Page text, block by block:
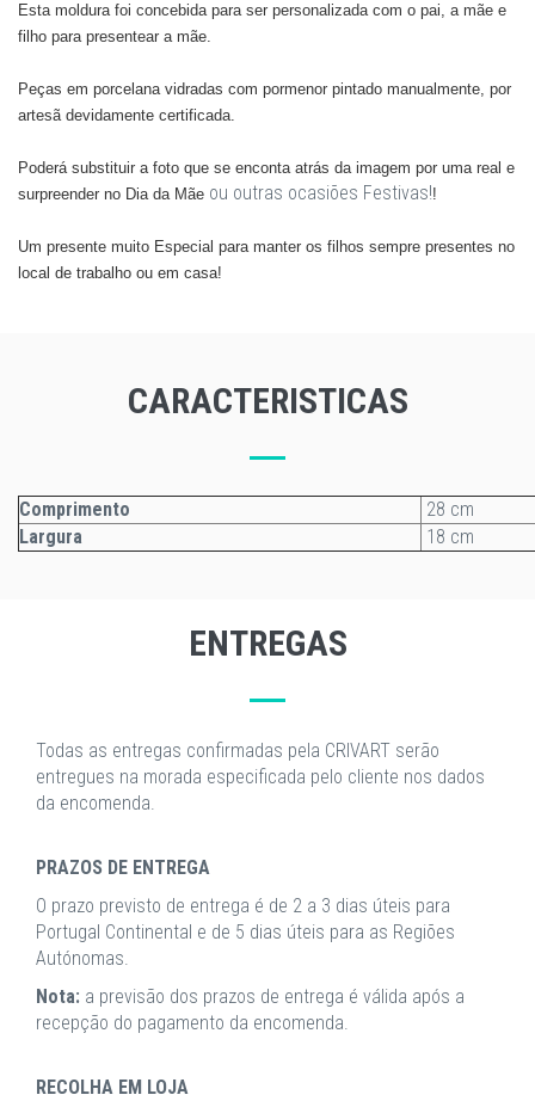
Esta moldura foi concebida para ser personalizada com o pai, a mãe e
filho para presentear a mãe.
Peças em porcelana vidradas com pormenor pintado manualmente, por
artesã devidamente certificada.
Poderá substituir a foto que se enconta atrás da imagem por uma real e
surpreender no Dia da Mãe ou outras ocasiões Festivas!!
​Um presente muito Especial para manter os filhos sempre presentes no
local de trabalho ou em casa!
CARACTERISTICAS
Comprimento
28 cm
Largura
18 cm
ENTREGAS
Todas as entregas confirmadas pela CRIVART serão
entregues na morada especificada pelo cliente nos dados
da encomenda.
PRAZOS DE ENTREGA
O prazo previsto de entrega é de 2 a 3 dias úteis para
Portugal Continental e de 5 dias úteis para as Regiões
Autónomas.
Nota: a previsão dos prazos de entrega é válida após a
recepção do pagamento da encomenda.
RECOLHA EM LOJA